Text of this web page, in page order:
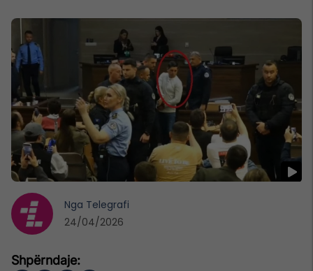
Nga Telegrafi
24/04/2026